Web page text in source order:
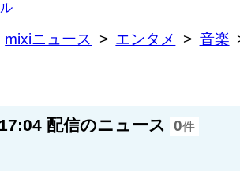
mixiニュース エンタメ 音楽
配信のニュース 0件